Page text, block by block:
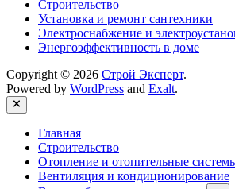
Строительство
Установка и ремонт сантехники
Электроснабжение и
Энергоэффективность в доме
Copyright © 2026 Строй Эксперт.
Powered by WordPress and Exalt.
Close
Главная
Строительство
Отопление и отопительные
Вентиляция и кондиционирование